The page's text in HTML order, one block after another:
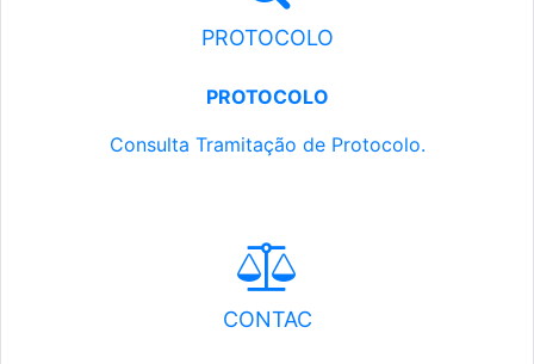
PROTOCOLO
PROTOCOLO
Consulta Tramitação de Protocolo.
CONTAC